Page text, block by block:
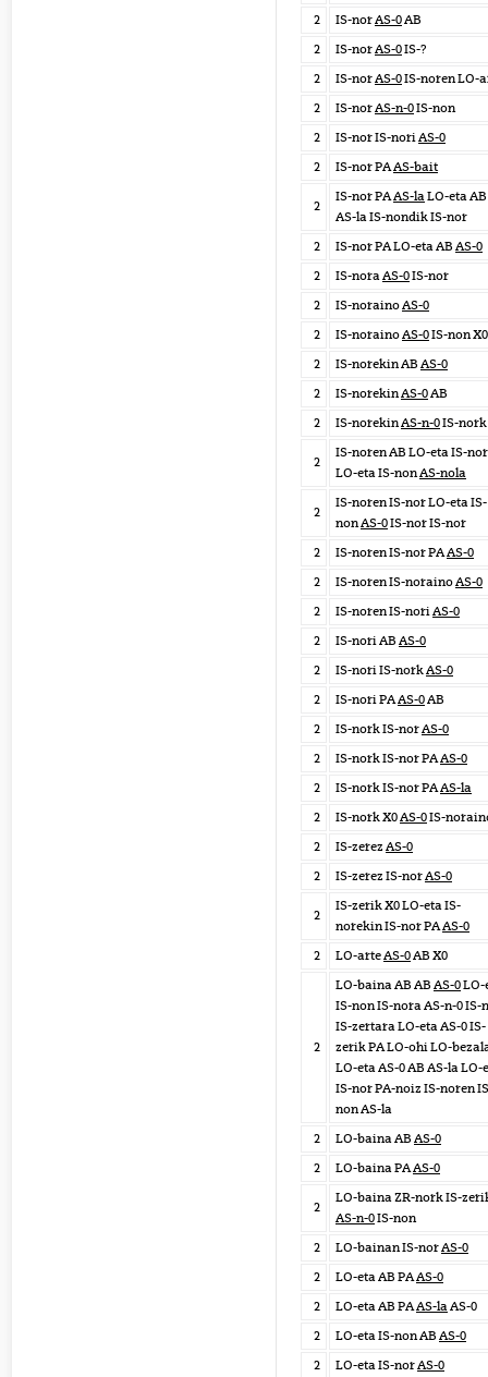
2 IS-norAS-0AB
2
IS-norAS-0IS-?
2
IS-norAS-0IS-noren LO-
2
IS-norAS-n-0IS-non
2
IS-nor IS-noriAS-0
2
IS-nor PAAS-bait
2
IS-nor PAAS-laLO-eta AB
AS-la IS-nondik IS-nor
2
IS-nor PA LO-eta AB AS-0
2
IS-noraAS-0IS-nor
2
IS-norainoAS-0
2
IS-norainoAS-0IS-non X0
2
IS-norekin AB AS-0
2
IS-norekinAS-0AB
2
IS-norekinAS-n-0IS-nork
2
IS-noren AB LO-eta IS-nor
LO-eta IS-nonAS-nola
2
IS-noren IS-nor LO-eta IS-
nonAS-0IS-nor IS-nor
2
IS-noren IS-nor PAAS-0
2
IS-noren IS-norainoAS-0
2
IS-noren IS-noriAS-0
2
IS-nori AB AS-0
2
IS-nori IS-norkAS-0
2
IS-nori PAAS-0AB
2
IS-nork IS-norAS-0
2
IS-nork IS-nor PAAS-0
2
IS-nork IS-nor PAAS-la
2
IS-nork X0AS-0IS-
2
IS-zerez AS-0
2
IS-zerez IS-norAS-0
2
IS-zerik X0 LO-eta IS-
norekin IS-nor PAAS-0
2
LO-arteAS-0AB X0
2
LO-baina AB AB AS-0LO-
IS-non IS-nora AS-n-0 IS-
IS-zertara LO-eta AS-0 IS-
zerik PA LO-ohi LO-
LO-eta AS-0 AB AS-la LO-
IS-nor PA-noiz IS-noren
non AS-la
2
LO-baina AB AS-0
2
LO-baina PAAS-0
2
LO-baina ZR-nork IS-
AS-n-0IS-non
2
LO-bainan IS-norAS-0
2
LO-eta AB PAAS-0
2
LO-eta AB PAAS-laAS-0
2
LO-eta IS-non AB AS-0
2
LO-eta IS-norAS-0